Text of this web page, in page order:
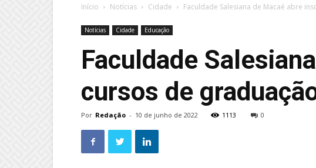
Início Notícias Cidade Faculdade Salesiana de Macaé abre
Notícias Cidade Educação
Faculdade
cursos de
Por Redação - 10 de junho de 2022 1113 0